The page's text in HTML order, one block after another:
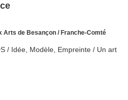
Arts de Besançon / Franche-Comté